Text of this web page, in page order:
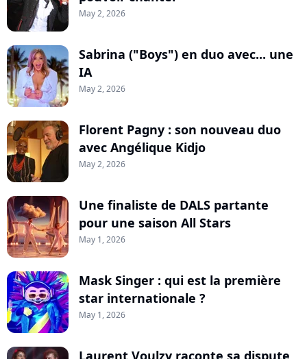
May 2, 2026
Sabrina ("Boys") en duo avec... une
IA
May 2, 2026
Florent Pagny : son nouveau duo
avec Angélique Kidjo
May 2, 2026
Une finaliste de DALS partante
pour une saison All Stars
May 1, 2026
Mask Singer : qui est la première
star internationale ?
May 1, 2026
Laurent Voulzy raconte sa dispute